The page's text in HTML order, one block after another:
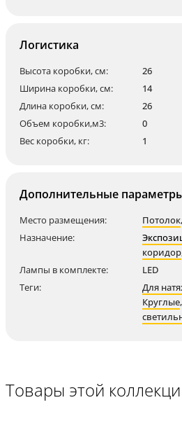
Логистика
Высота коробки, см:
26
Ширина коробки, см:
14
Длина коробки, см:
26
Объем коробки,м3:
0
Вес коробки, кг:
1
Дополнительные
Место размещения: Потолок,
Назначение:
коридор
Лампы в комплекте:
LED
Теги:
Для
Круглые,
Товары этой